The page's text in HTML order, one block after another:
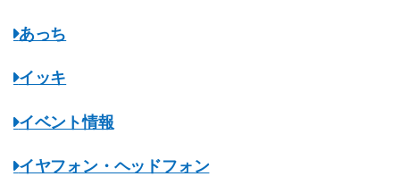
あっち
イッキ
イベント情報
イヤフォン・ヘッドフォン